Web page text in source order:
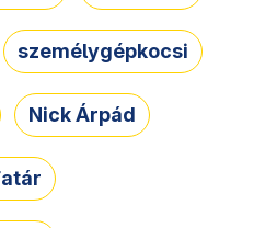
személygépkocsi
Nick Árpád